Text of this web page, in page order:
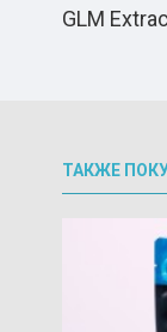
GLM
ТАКЖЕ